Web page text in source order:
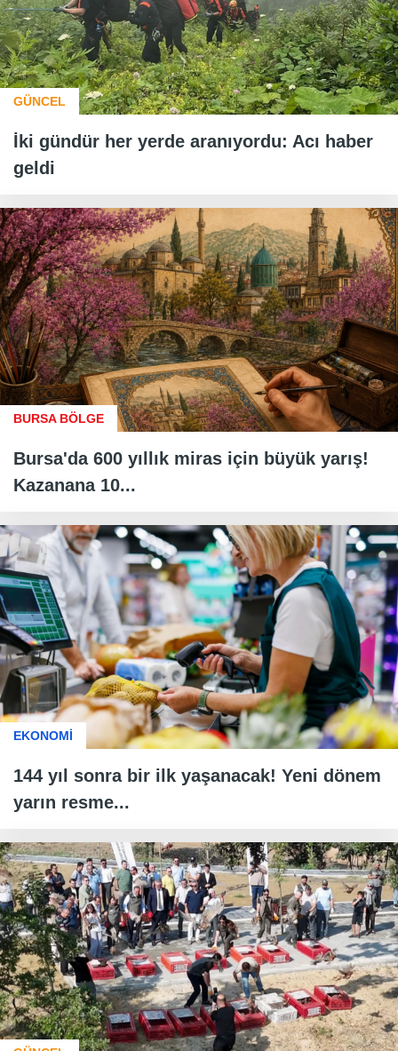
GÜNCEL
İki gündür her yerde aranıyordu: Acı haber
geldi
BURSA BÖLGE
Bursa'da 600 yıllık miras için büyük yarış!
Kazanana 10...
EKONOMİ
144 yıl sonra bir ilk yaşanacak! Yeni dönem
yarın resme...